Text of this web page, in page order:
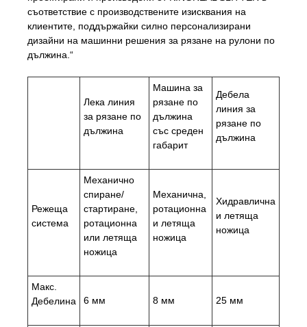
съответствие с производствените изисквания на
клиентите, поддържайки силно персонализирани
дизайни на машинни решения за рязане на рулони по
дължина.“
Лека линия
за рязане по
дължина
Машина за
рязане по
дължина
със среден
габарит
Дебела
линия за
рязане по
дължина
Режеща
система
Механично
спиране/
стартиране,
ротационна
или летяща
ножица
Механична,
ротационна
и летяща
ножица
Хидравлична
и летяща
ножица
Макс.
Дебелина
6 мм 8 мм 25 мм